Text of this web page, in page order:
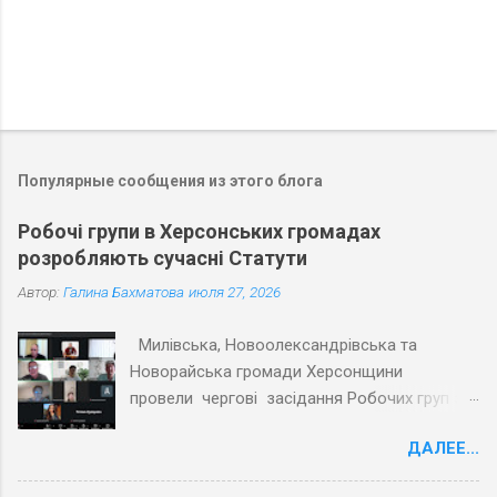
Популярные сообщения из этого блога
Робочі групи в Херсонських громадах
розробляють сучасні Статути
Автор: Галина Бахматова июля 27, 2026
Милівська, Новоолександрівська та
Новорайська громади Херсонщини
провели чергові засідання Робочих груп з
політичних і соціальних досліджень
(ПЦПСД) та з активістами громад, які
ДАЛЕЕ...